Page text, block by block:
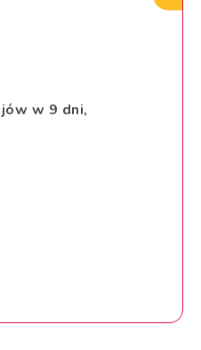
w 9 dni,